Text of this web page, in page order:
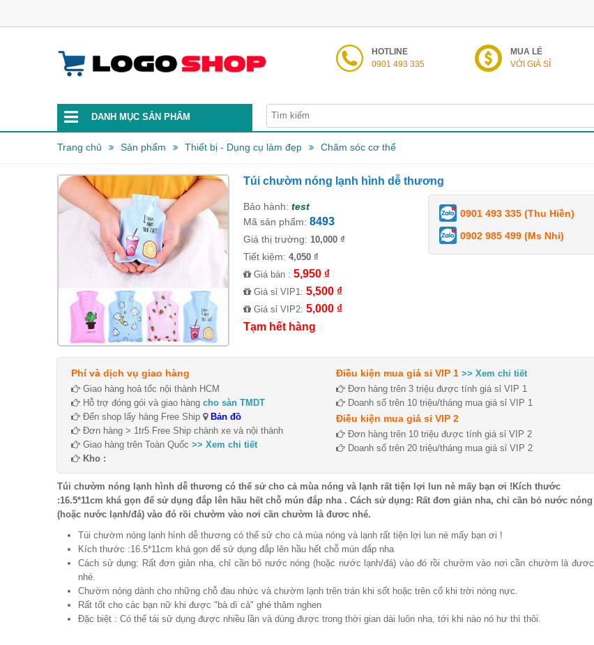
HOTLINE
0901 493 335
MUA LẺ
VỚI GIÁ SỈ
DANH MỤC SẢN PHẨM
Trang chủ Sản phẩm Thiết bị - Dụng cụ làm đẹp Chăm sóc cơ thể
Túi chườm nóng lạnh hình dễ thương
Bảo hành: test
Mã sản phẩm: 8493
Giá thị trường: 10,000 ₫
Tiết kiệm: 4,050 ₫
Giá bán : 5,950 ₫
Giá sỉ VIP1: 5,500 ₫
Giá sỉ VIP2: 5,000 ₫
Tạm hết hàng
0901 493 335 (Thu Hiền)
0902 985 499 (Ms Nhi)
Phí và dịch vụ giao hàng
Giao hàng hoả tốc nội thành HCM
Hỗ trợ đóng gói và giao hàng cho sàn TMDT
Đến shop lấy hàng Free Ship
Bản đồ
Đơn hàng > 1tr5 Free Ship chành xe và nội thành
Giao hàng trên Toàn Quốc >> Xem chi tiết
Kho :
Điều kiện mua giá sỉ VIP 1 >> Xem chi tiết
Đơn hàng trên 3 triệu được tính giá sỉ VIP 1
Doanh số trên 10 triệu/tháng mua giá sỉ VIP 1
Điều kiện mua giá sỉ VIP 2
Đơn hàng trên 10 triệu được tính giá sỉ VIP 2
Doanh số trên 20 triệu/tháng mua giá sỉ VIP 2
Túi chườm nóng lạnh hình dễ thương có thể sử cho cả mùa nóng và lạnh rất tiện lợi lun nè mấy bạn ơi !Kích thước
:16.5*11cm khá gọn để sử dụng đắp lên hầu hết chỗ mún đắp nha . Cách sử dụng: Rất đơn giản nha, chỉ cần bỏ nước nóng
(hoặc nước lạnh/đá) vào đó rồi chườm vào nơi cần chườm là đươc nhé.
Túi chườm nóng lạnh hình dễ thương có thể sử cho cả mùa nóng và lạnh rất tiện lợi lun nè mấy bạn ơi !
Kích thước :16.5*11cm khá gọn để sử dụng đắp lên hầu hết chỗ mún đắp nha
Cách sử dụng: Rất đơn giản nha, chỉ cần bỏ nước nóng (hoặc nước lạnh/đá) vào đó rồi chườm vào nơi cần chườm là đươc
nhé.
Chườm nóng dành cho những chỗ đau nhức và chườm lạnh trên trán khi sốt hoặc trên cổ khi trời nóng nực.
Rất tốt cho các bạn nữ khi được "bà dì cả" ghé thăm nghen
Đặc biệt : Có thể tái sử dụng được nhiều lần và dùng được trong thời gian dài luôn nha, tới khi nào nó hư thì thôi.